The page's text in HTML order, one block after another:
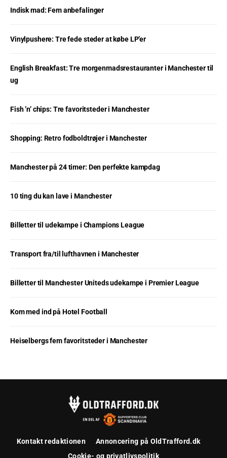
Indisk mad: Fem anbefalinger
Vinylpushere: Tre fede steder at købe LP’er
English Breakfast: Tre morgenmadsrestauranter i Manchester til
ug
Fish ’n’ chips: Tre favoritsteder i Manchester
Shopping: Retro fodboldtrøjer i Manchester
Manchester på 24 timer: Den perfekte kampdag
10 ting du kan lave i Manchester
Billetter til udekampe i Champions League
Transport fra/til lufthavnen i Manchester
Billetter til Manchester Uniteds udekampe i Premier League
Kom med ind på Hotel Football
Heiselbergs fem favoritsteder i Manchester
Kontakt redaktionen
Annoncering på OldTrafford.dk
Cookie- og privatlivspolitik